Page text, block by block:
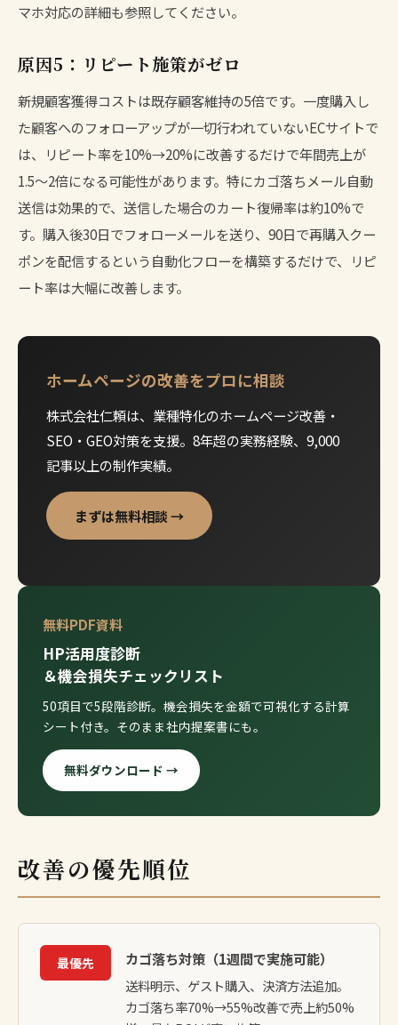
マホ対応の詳細も参照してください。
原因5：リピート施策がゼロ
新規顧客獲得コストは既存顧客維持の5倍です。一度購入し
た顧客へのフォローアップが一切行われていないECサイトで
は、リピート率を10%→20%に改善するだけで年間売上が
1.5〜2倍になる可能性があります。特にカゴ落ちメール自動
送信は効果的で、送信した場合のカート復帰率は約10%で
す。購入後30日でフォローメールを送り、90日で再購入クー
ポンを配信するという自動化フローを構築するだけで、リピ
ート率は大幅に改善します。
ホームページの改善をプロに相談
株式会社仁頼は、業種特化のホームページ改善・
SEO・GEO対策を支援。8年超の実務経験、9,000
記事以上の制作実績。
まずは無料相談 →
無料PDF資料
HP活用度診断
＆機会損失チェックリスト
50項目で5段階診断。機会損失を金額で可視化する計算
シート付き。そのまま社内提案書にも。
無料ダウンロード →
改善の優先順位
最優先 カゴ落ち対策（1週間で実施可能）
送料明示、ゲスト購入、決済方法追加。
カゴ落ち率70%→55%改善で売上約50%